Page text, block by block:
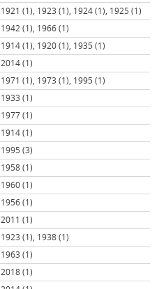
1921 (1), 1923 (1), 1924 (1), 1925 (1)
1942 (1), 1966 (1)
1914 (1), 1920 (1), 1935 (1)
2014 (1)
1971 (1), 1973 (1), 1995 (1)
1933 (1)
1977 (1)
1914 (1)
1995 (3)
1958 (1)
1960 (1)
1956 (1)
2011 (1)
1923 (1), 1938 (1)
1963 (1)
2018 (1)